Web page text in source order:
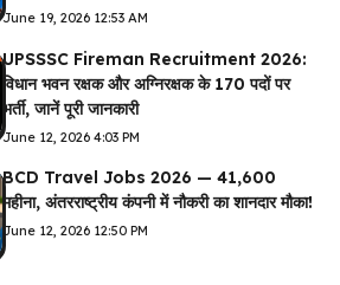
June 19, 2026 12:53 AM
UPSSSC Fireman Recruitment 2026:
विधान भवन रक्षक और अग्निरक्षक के 170 पदों पर
भर्ती, जानें पूरी जानकारी
June 12, 2026 4:03 PM
BCD Travel Jobs 2026 — ₹41,600
महीना, अंतरराष्ट्रीय कंपनी में नौकरी का शानदार मौका!
June 12, 2026 12:50 PM